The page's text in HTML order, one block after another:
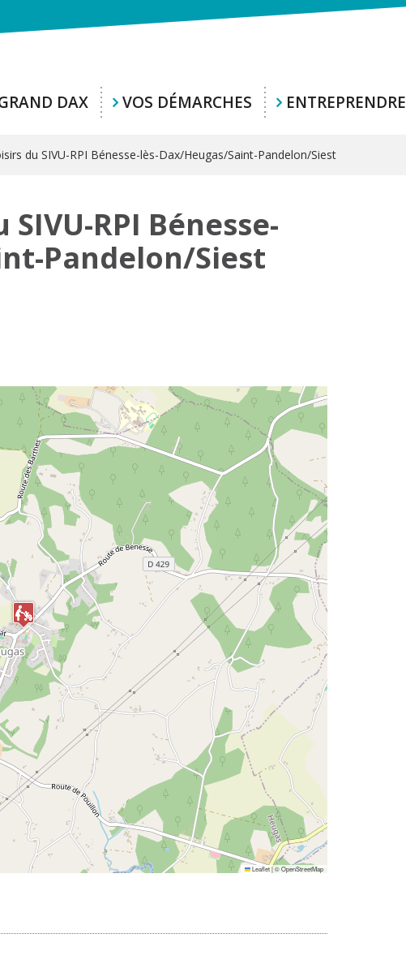
DAX VOS DÉMARCHES ENTREPRENDRE
du SIVU-RPI Bénesse-lès-Dax/Heugas/Saint-Pandelon/Siest
RPI Bénesse-
Pandelon/Siest
Leaflet|©OpenStreetMap